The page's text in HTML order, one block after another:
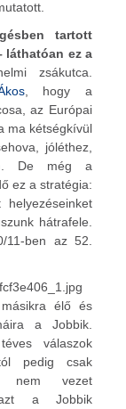
tartott
láthatóan ez a
zsákutca.
, hogy a
az Európai
ma kétségkívül
jóléthez,
De még a
ez a stratégia:
hátrafele.
11-ben az 52.
élő és
a Jobbik.
válaszok
pedig csak
nem vezet
a Jobbik